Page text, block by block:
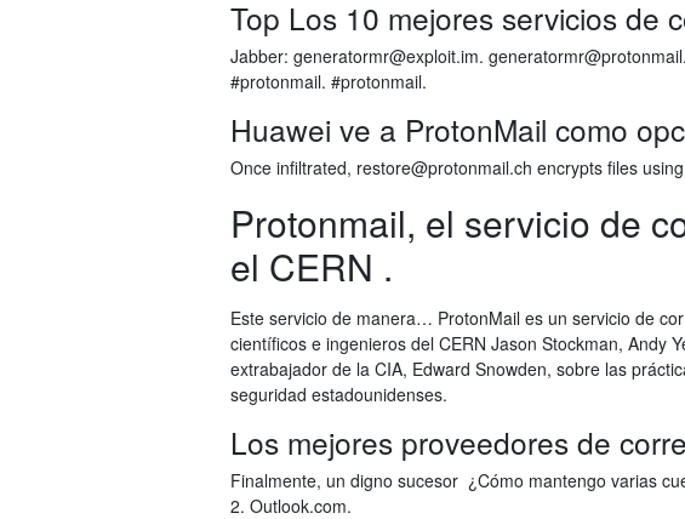
Top Los 10 mejores servicios de
Jabber: generatormr@exploit.im.
#protonmail. #protonmail.
Huawei ve a ProtonMail como
Once infiltrated, restore@protonmail.ch encrypts files
Protonmail, el servicio de
el CERN .
Este servicio de manera… ProtonMail es un servicio de
científicos e ingenieros del CERN Jason Stockman, Andy
extrabajador de la CIA, Edward Snowden, sobre las
seguridad estadounidenses.
Los mejores proveedores de
Finalmente, un digno sucesor ¿Cómo mantengo varias
2. Outlook.com.